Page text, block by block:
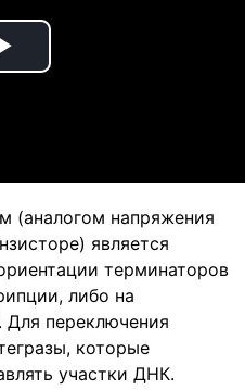
Play
(аналогом напряжения
является
терминаторов
либо на
Для переключения
которые
участки ДНК.